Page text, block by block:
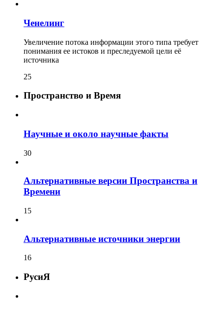
Ченелинг
Увеличение потока информации этого типа требует
понимания ее истоков и преследуемой цели её
источника
25
Пространство и Время
Научные и около научные факты
30
Альтернативные версии Пространства и
Времени
15
Альтернативные источники энергии
16
РусиЯ